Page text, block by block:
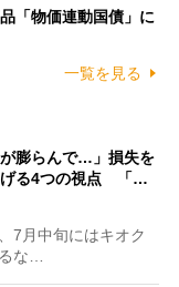
「物価連動国債」に
一覧を見る
が膨らんで…」損失を
げる4つの視点 「…
7月中旬にはキオク
な…